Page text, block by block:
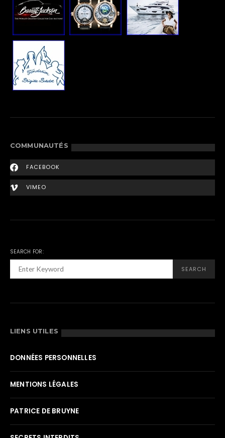
COMMUNAUTÉS
FACEBOOK
VIMEO
SEARCH FOR:
SEARCH
LIENS UTILES
DONNÉES PERSONNELLES
MENTIONS LÉGALES
PATRICE DE BRUYNE